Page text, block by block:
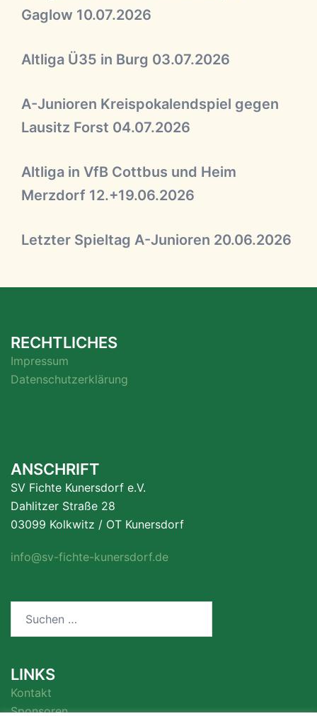
Gaglow 10.07.2026
Altliga Ü35 in Burg 03.07.2026
A-Junioren Kreispokalendspiel gegen
Lausitz Forst 04.07.2026
Altliga in VfB Cottbus und Heim
Merzdorf 12.+19.06.2026
Letzter Spieltag A-Junioren 20.06.2026
RECHTLICHES
Impressum
Datenschutzerklärung
ANSCHRIFT
SV Fichte Kunersdorf e.V.
Dahlitzer Straße 28
03099 Kolkwitz / OT Kunersdorf
info@sv-fichte-kunersdorf.de
LINKS
Kontakt
Sponsoren